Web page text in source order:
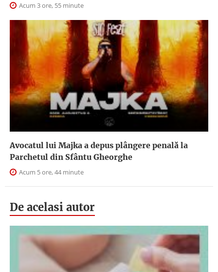
Acum 3 ore, 55 minute
Avocatul lui Majka a depus plângere penală la
Parchetul din Sfântu Gheorghe
Acum 5 ore, 44 minute
De acelasi autor